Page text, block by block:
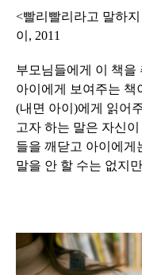
<빨리빨리라고 말하
이, 2011
부모님들에게 이 책을
아이에게 보여주는 책
(내면 아이)에게 읽어
고자 하는 말은 자신
들을 깨닫고 아이에게
말을 안 할 수는 없지